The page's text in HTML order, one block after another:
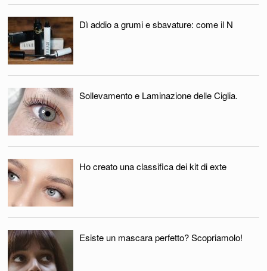
Dì addio a grumi e sbavature: come il N
Sollevamento e Laminazione delle Ciglia.
Ho creato una classifica dei kit di exte
Esiste un mascara perfetto? Scopriamolo!